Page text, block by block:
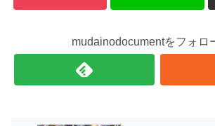
mudainodocumentをフォロ